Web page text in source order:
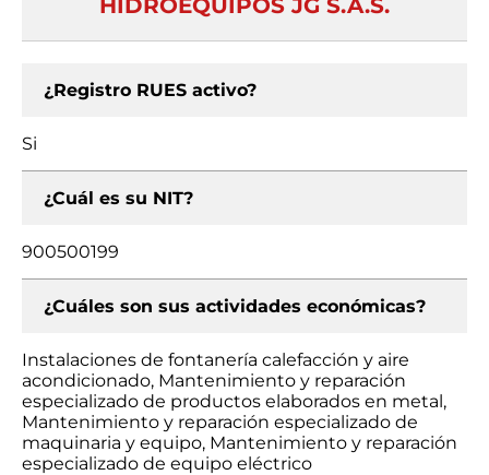
HIDROEQUIPOS JG S.A.S.
¿Registro RUES activo?
Si
¿Cuál es su NIT?
900500199
¿Cuáles son sus actividades económicas?
Instalaciones de fontanería calefacción y aire
acondicionado, Mantenimiento y reparación
especializado de productos elaborados en metal,
Mantenimiento y reparación especializado de
maquinaria y equipo, Mantenimiento y reparación
especializado de equipo eléctrico